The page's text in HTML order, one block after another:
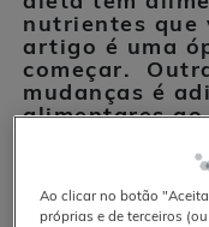
nutrientes que
artigo é uma
começar.
mudanças é
alimentares
Estes cinco
sentir-se bem
como por fora.
Ao clicar no botão
próprias e de terceiros